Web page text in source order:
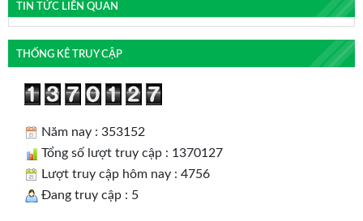
TIN TỨC LIÊN QUAN
THỐNG KÊ TRUY CẬP
Năm nay : 353152
Tổng số lượt truy cập : 1370127
Lượt truy cập hôm nay : 4756
Đang truy cập : 5